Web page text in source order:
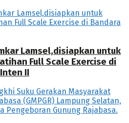
Lamsel,disiapkan untuk
Full Scale Exercise di
II